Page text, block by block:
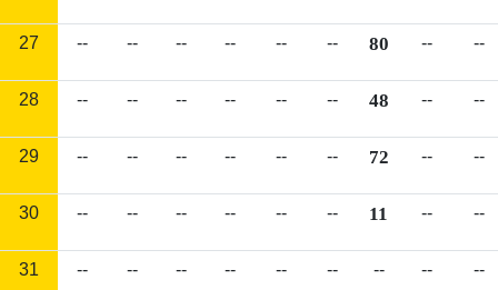
27 -- -- -- -- -- -- 80 -- --
28 -- -- -- -- -- -- 48 -- --
29 -- -- -- -- -- -- 72 -- --
30 -- -- -- -- -- -- 11 -- --
31 -- -- -- -- -- -- -- -- --